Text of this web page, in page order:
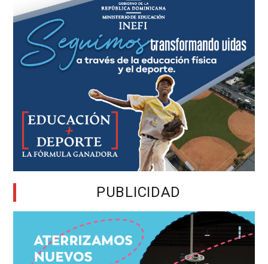
PUBLICIDAD